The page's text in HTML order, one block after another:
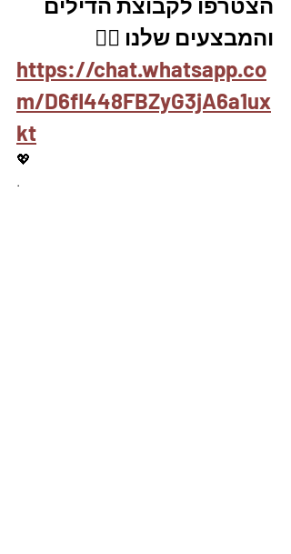
והמבצעים שלנו 👇🏽
https://chat.whatsapp.co
m/D6fl448FBZyG3jA6a1ux
kt
💖
.